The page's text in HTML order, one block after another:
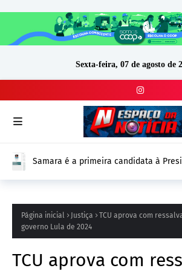
Sexta-feira, 07 de agosto de
Samara é a primeira candidata à
Página inicial Justiça
TCU aprova com
governo Lula de 2024
TCU aprova com